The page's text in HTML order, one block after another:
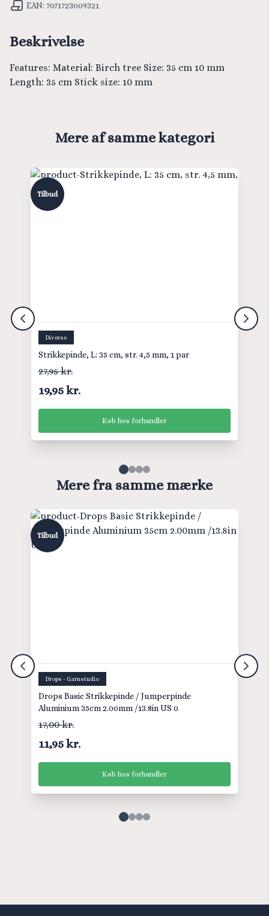
EAN: 7071723009321
Beskrivelse
Features: Material: Birch tree Size: 35 cm 10 mm
Length: 35 cm Stick size: 10 mm
Mere af samme kategori
Tilbud
Diverse
Strikkepinde, L: 35 cm, str. 4,5 mm, 1 par
27,95 kr.
19,95 kr.
Køb hos forhandler
Mere fra samme mærke
Tilbud
Drops - Garnstudio
Drops Basic Strikkepinde / Jumperpinde
Aluminium 35cm 2.00mm /13.8in US 0
17,00 kr.
11,95 kr.
Køb hos forhandler